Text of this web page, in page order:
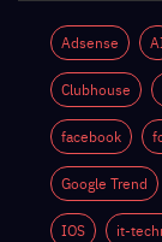
Adsense
Clubhouse
facebook
Google Trend
IOS it-